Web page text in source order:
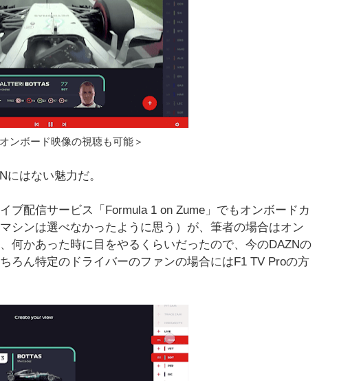
ンボード映像の視聴も可能＞
はない魅力だ。
ブ配信サービス「Formula 1 on Zume」でもオンボードカ
シンは選べなかったように思う）が、筆者の場合はオン
何かあった時に目をやるくらいだったので、今のDAZNの
ろん特定のドライバーのファンの場合にはF1 TV Proの方